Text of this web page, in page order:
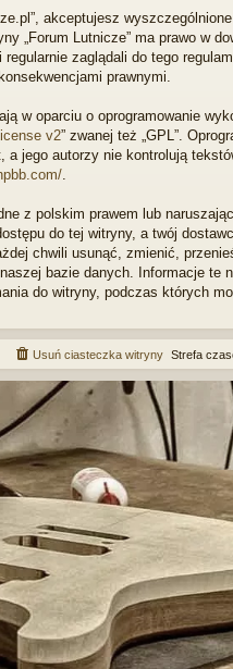
akceptujesz
„Forum Lutnicze” ma prawo w
zaglądali do tego
prawnymi.
w oparciu o oprogramowanie
v2” zwanej też „GPL”.
a jego autorzy nie kontrolują
z polskim prawem lub
do tej witryny, a twój
chwili usunąć, zmienić,
bazie danych. Informacje te
do witryny, podczas których
Strefa
Usuń ciasteczka witryny